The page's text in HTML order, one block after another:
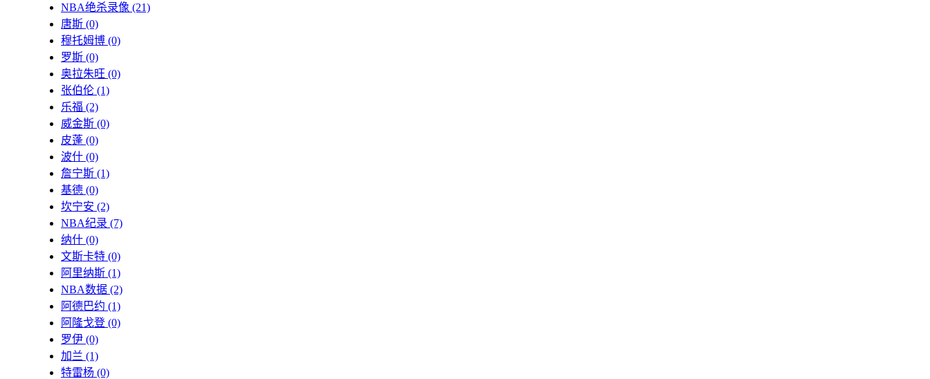
NBA绝杀录像 (21)
唐斯 (0)
穆托姆博 (0)
罗斯 (0)
奥拉朱旺 (0)
张伯伦 (1)
乐福 (2)
威金斯 (0)
皮蓬 (0)
波什 (0)
詹宁斯 (1)
基德 (0)
坎宁安 (2)
NBA纪录 (7)
纳什 (0)
文斯卡特 (0)
阿里纳斯 (1)
NBA数据 (2)
阿德巴约 (1)
阿隆戈登 (0)
罗伊 (0)
加兰 (1)
特雷杨 (0)